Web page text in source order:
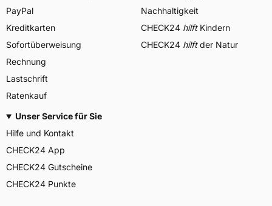
PayPal
Kreditkarten
Sofortüberweisung
Rechnung
Lastschrift
Ratenkauf
Nachhaltigkeit
CHECK24 hilftKindern
CHECK24 hilftder Natur
Unser Service für Sie
Hilfe und Kontakt
CHECK24 App
CHECK24 Gutscheine
CHECK24 Punkte